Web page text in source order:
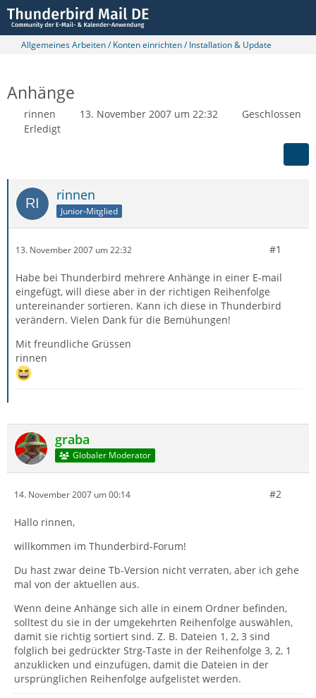
Allgemeines Arbeiten / Konten einrichten / Installation & Update
Anhänge
rinnen 13. November 2007 um 22:32
Geschlossen
Erledigt
rinnen
Junior-Mitglied
13. November 2007 um 22:32 #1
Habe bei Thunderbird mehrere Anhänge in einer E-mail
eingefügt, will diese aber in der richtigen Reihenfolge
untereinander sortieren. Kann ich diese in Thunderbird
verändern. Vielen Dank für die Bemühungen!
Mit freundliche Grüssen
rinnen
graba
Globaler Moderator
14. November 2007 um 00:14 #2
Hallo rinnen,
willkommen im Thunderbird-Forum!
Du hast zwar deine Tb-Version nicht verraten, aber ich gehe
mal von der aktuellen aus.
Wenn deine Anhänge sich alle in einem Ordner befinden,
solltest du sie in der umgekehrten Reihenfolge auswählen,
damit sie richtig sortiert sind. Z. B. Dateien 1, 2, 3 sind
folglich bei gedrückter Strg-Taste in der Reihenfolge 3, 2, 1
anzuklicken und einzufügen, damit die Dateien in der
ursprünglichen Reihenfolge aufgelistet werden.